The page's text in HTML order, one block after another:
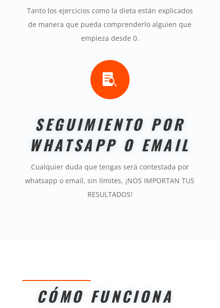
Tanto los ejercicios como la dieta están explicados
de manera que pueda comprenderlo alguien que
empieza desde 0.

SEGUIMIENTO POR
WHATSAPP O EMAIL
Cualquier duda que tengas será contestada por
whatsapp o email, sin límites, ¡NOS IMPORTAN TUS
RESULTADOS!
CÓMO FUNCIONA